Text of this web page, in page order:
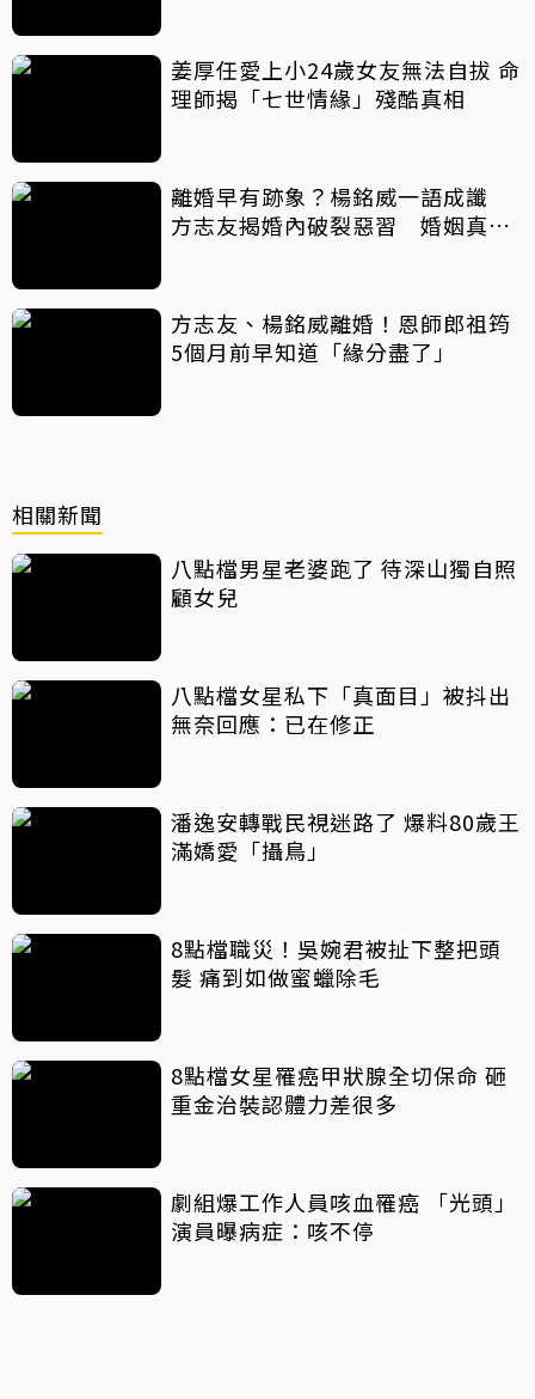
姜厚任愛上小24歲女友無法自拔 命
理師揭「七世情緣」殘酷真相
離婚早有跡象？楊銘威一語成讖
方志友揭婚內破裂惡習 婚姻真實
方志友、楊銘威離婚！恩師郎祖筠
5個月前早知道「緣分盡了」
相關新聞
八點檔男星老婆跑了 待深山獨自照
顧女兒
八點檔女星私下「真面目」被抖出
無奈回應：已在修正
潘逸安轉戰民視迷路了 爆料80歲王
滿嬌愛「攝鳥」
8點檔職災！吳婉君被扯下整把頭
髮 痛到如做蜜蠟除毛
8點檔女星罹癌甲狀腺全切保命 砸
重金治裝認體力差很多
劇組爆工作人員咳血罹癌 「光頭」
演員曝病症：咳不停